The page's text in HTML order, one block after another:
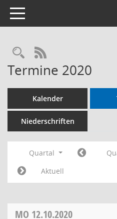
Toggle navigation
RSS-Feed
Termine 2020
Kalender
Niederschriften
Quartal
Aktuell
MO 12.10.2020